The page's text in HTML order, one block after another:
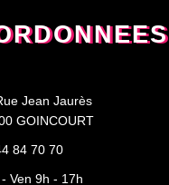
Jean Jaurès
GOINCOURT
84 70 70
Ven 9h - 17h